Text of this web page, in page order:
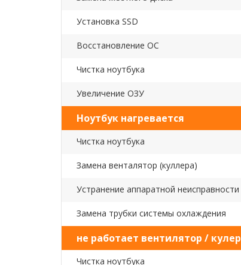
Установка SSD
Восстановление ОС
Чистка ноутбука
Увеличение ОЗУ
Ноутбук нагревается
Чистка ноутбука
Замена венталятор (куллера)
Устранение аппаратной неисправности
Замена трубки системы охлаждения
не работает вентилятор / кулер
Чистка ноутбука